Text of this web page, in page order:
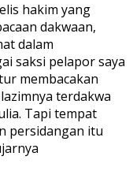
hakim yang
dakwaan,
dalam
saksi pelapor saya
membacakan
terdakwa
Tapi tempat
persidangan itu